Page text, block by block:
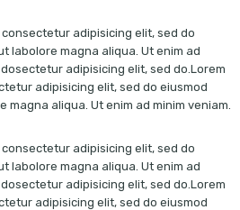
adipisicing elit, sed do
labolore magna aliqua. Ut enim ad
adipisicing elit, sed do.Lorem
adipisicing elit, sed do eiusmod
aliqua. Ut enim ad minim veniam.
adipisicing elit, sed do
labolore magna aliqua. Ut enim ad
adipisicing elit, sed do.Lorem
adipisicing elit, sed do eiusmod